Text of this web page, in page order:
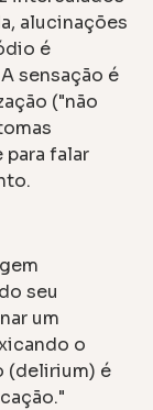
alucinações
é
sensação é
("não
falar
seu
um
o
(delirium) é